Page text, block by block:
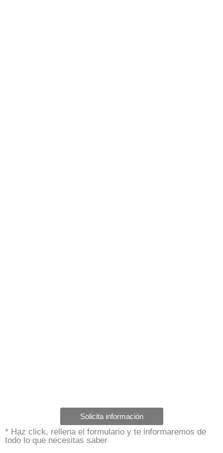
Solicita información
* Haz click, rellena el formulario y te informaremos de
todo lo que necesitas saber